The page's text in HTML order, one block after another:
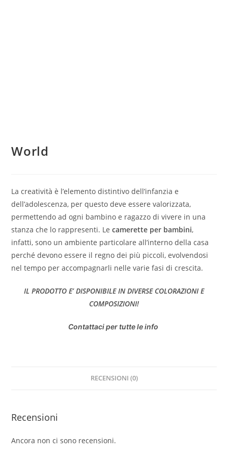
World
La creatività è l’elemento distintivo dell’infanzia e
dell’adolescenza, per questo deve essere valorizzata,
permettendo ad ogni bambino e ragazzo di vivere in una
stanza che lo rappresenti. Lecamerette per bambini,
infatti, sono un ambiente particolare all’interno della casa
perché devono essere il regno dei più piccoli, evolvendosi
nel tempo per accompagnarli nelle varie fasi di crescita.
IL PRODOTTO E’ DISPONIBILE IN DIVERSE COLORAZIONI E
COMPOSIZIONI!
Contattaci per tutte le info
RECENSIONI (0)
Recensioni
Ancora non ci sono recensioni.